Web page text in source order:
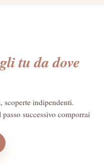
tu da dove
scoperte indipendenti.
successivo comporrai